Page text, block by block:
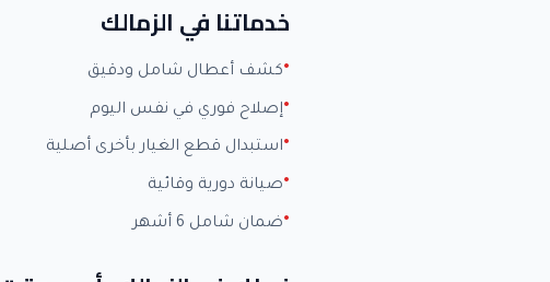
خدماتنا في الزمالك
كشف أعطال شامل ودقيق
إصلاح فوري في نفس اليوم
استبدال قطع الغيار بأخرى أصلية
صيانة دورية وقائية
ضمان شامل 6 أشهر